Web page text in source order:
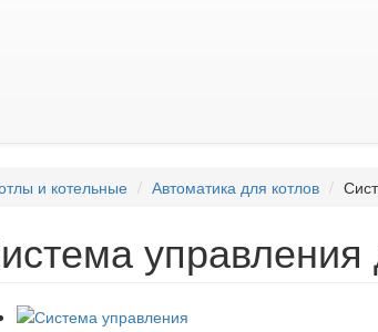
и котельные Автоматика для котлов
управления